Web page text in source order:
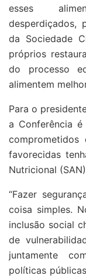
esses
desperdiçados,
da Sociedade
próprios
do processo
alimentem
Para o
a Conferência
comprometidos
favorecidas
Nutricional
“Fazer
coisa simples.
inclusão social
de
juntamente
políticas